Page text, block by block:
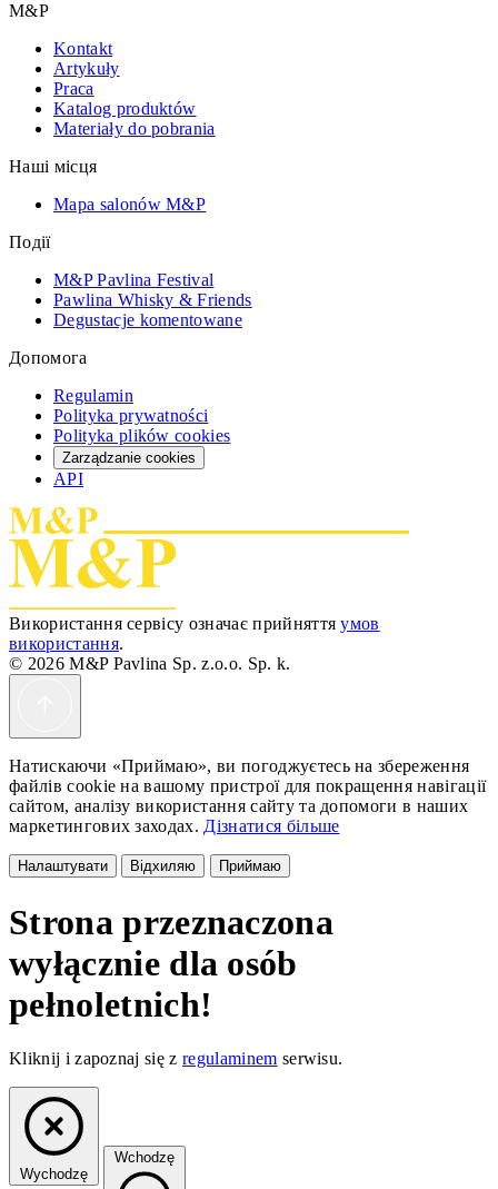
M&P
Kontakt
Artykuły
Praca
Katalog produktów
Materiały do pobrania
Наші місця
Mapa salonów M&P
Події
M&P Pavlina Festival
Pawlina Whisky & Friends
Degustacje komentowane
Допомога
Regulamin
Polityka prywatności
Polityka plików cookies
Zarządzanie cookies
API
Використання сервісу означає прийняттяумов
використання.
© 2026 M&P Pavlina Sp. z.o.o. Sp. k.
Натискаючи «Приймаю», ви погоджуєтесь на збереження
файлів cookie на вашому пристрої для покращення навігації
сайтом, аналізу використання сайту та допомоги в наших
маркетингових заходах. Дізнатися більше
Налаштувати Відхиляю Приймаю
Strona przeznaczona
wyłącznie dla osób
pełnoletnich!
Kliknij i zapoznaj się zregulaminem serwisu.
Wychodzę
Wchodzę